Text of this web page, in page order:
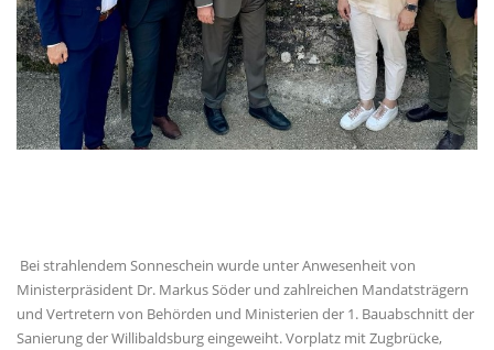
Bei strahlendem Sonneschein wurde unter Anwesenheit von
Ministerpräsident Dr. Markus Söder und zahlreichen Mandatsträgern
und Vertretern von Behörden und Ministerien der 1. Bauabschnitt der
Sanierung der Willibaldsburg eingeweiht. Vorplatz mit Zugbrücke,